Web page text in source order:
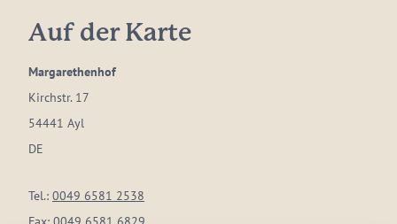
Auf der Karte
Margarethenhof
Kirchstr. 17
54441 Ayl
DE
Tel.: 0049 6581 2538